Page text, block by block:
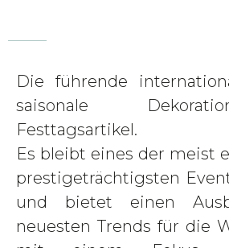
Die führende
saisonale
Festtagsartikel.
Es bleibt eines der meist
prestigeträchtigsten
und bietet einen
neuesten Trends für die